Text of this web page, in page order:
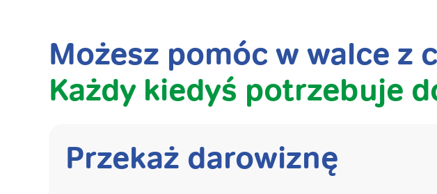
Możesz pomóc w walce z
Każdy kiedyś potrzebuje
Przekaż darowiznę